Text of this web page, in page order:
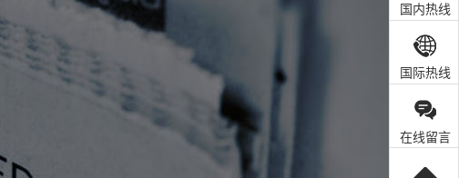
国内热线
国际热线
在线留言